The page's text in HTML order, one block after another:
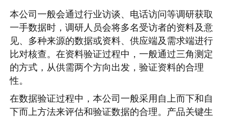
本公司一般会通过行业访谈、电话访问等调研获取
一手数据时，调研人员会将多名受访者的资料及意
见、多种来源的数据或资料、供应端及需求端进行
比对核查。在资料验证过程中，一般通过三角测定
的方式，从供需两个方向出发，验证资料的合理
性。
在数据验证过程中，本公司一般采用自上而下和自
下而上方法来评估和验证数据的合理。产品关键生